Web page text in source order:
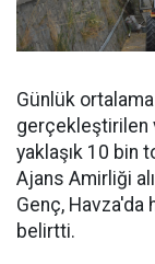
Günlük
gerçekleştirilen
yaklaşık 10 bin
Ajans Amirliği
Genç, Havza'da
belirtti.